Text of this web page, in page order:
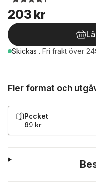
203 kr
Skickas . Fri frakt över
Fler format och
Pocket
89 kr